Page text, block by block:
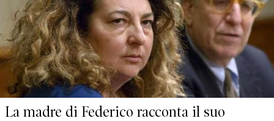
La madre di Federico racconta il suo